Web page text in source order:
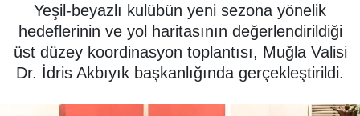
Yeşil-beyazlı kulübün yeni sezona yönelik
hedeflerinin ve yol haritasının değerlendirildiği
üst düzey koordinasyon toplantısı, Muğla Valisi
Dr. İdris Akbıyık başkanlığında gerçekleştirildi.
KADIN
KÜLTÜR SANAT